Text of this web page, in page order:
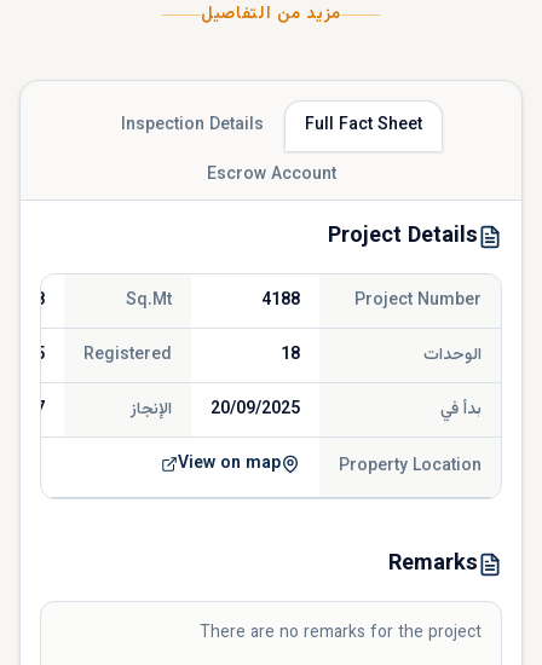
مزيد من التفاصيل
Full Fact Sheet
Inspection Details
Escrow Account
Project Details
Project Number
4188
Sq.Mt
الوحدات 18
Registered
بدأ في 20/09/2025 الإنجاز
Property Location
View on map
Remarks
There are no remarks for the project